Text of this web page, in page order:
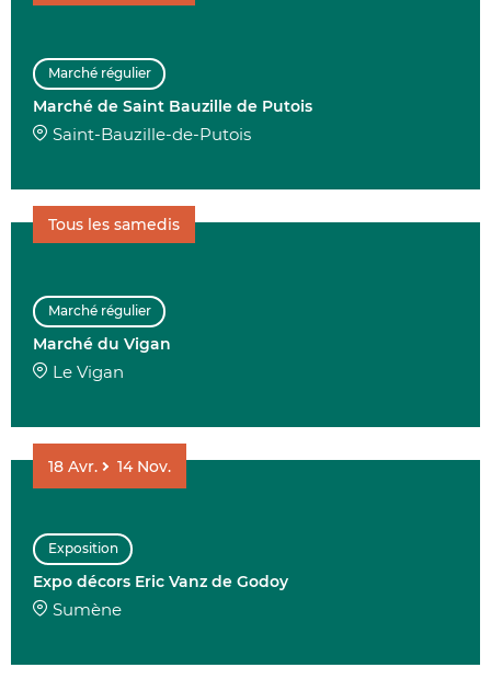
Marché régulier
Marché de Saint Bauzille de Putois
Saint-Bauzille-de-Putois
Marché régulier
Marché du Vigan
Le Vigan
Tous les samedis
Exposition
Expo décors Eric Vanz de Godoy
Sumène
18 Avr. 14 Nov.